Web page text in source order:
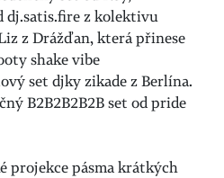
dj.satis.fire z kolektivu
z Drážďan, která přinese
shake vibe
set djky zikade z Berlína.
B2B2B2B2B set od pride
projekce pásma krátkých